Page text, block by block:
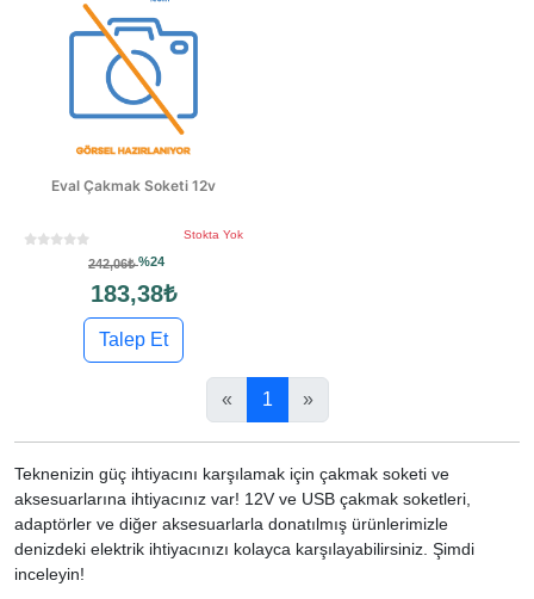
Eval Çakmak Soketi 12v
Stokta Yok
242,06₺%24
183,38₺
Talep Et
« 1 »
Teknenizin güç ihtiyacını karşılamak için çakmak soketi ve
aksesuarlarına ihtiyacınız var! 12V ve USB çakmak soketleri,
adaptörler ve diğer aksesuarlarla donatılmış ürünlerimizle
denizdeki elektrik ihtiyacınızı kolayca karşılayabilirsiniz. Şimdi
inceleyin!